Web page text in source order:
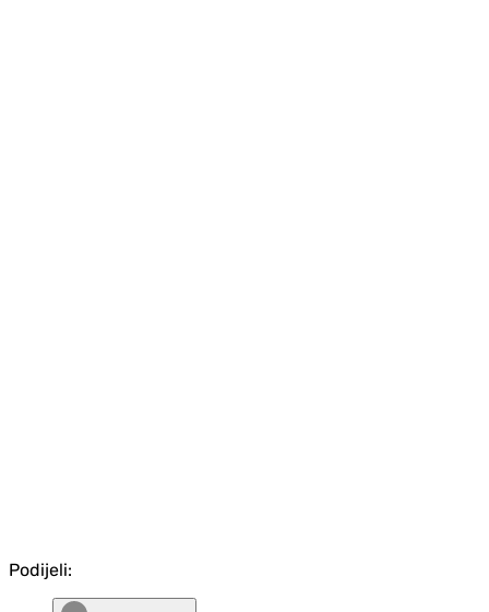
Podijeli: